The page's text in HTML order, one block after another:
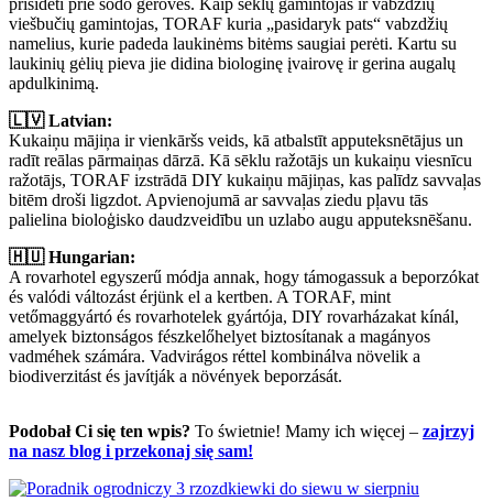
viešbučių gamintojas, TORAF kuria „pasidaryk pats“ vabzdžių
namelius, kurie padeda laukinėms bitėms saugiai perėti. Kartu su
laukinių gėlių pieva jie didina biologinę įvairovę ir gerina augalų
apdulkinimą.
🇱🇻 Latvian:
Kukaiņu mājiņa ir vienkāršs veids, kā atbalstīt apputeksnētājus un
radīt reālas pārmaiņas dārzā. Kā sēklu ražotājs un kukaiņu viesnīcu
ražotājs, TORAF izstrādā DIY kukaiņu mājiņas, kas palīdz savvaļas
bitēm droši ligzdot. Apvienojumā ar savvaļas ziedu pļavu tās
palielina bioloģisko daudzveidību un uzlabo augu apputeksnēšanu.
🇭🇺 Hungarian:
A rovarhotel egyszerű módja annak, hogy támogassuk a beporzókat
és valódi változást érjünk el a kertben. A TORAF, mint
vetőmaggyártó és rovarhotelek gyártója, DIY rovarházakat kínál,
amelyek biztonságos fészkelőhelyet biztosítanak a magányos
vadméhek számára. Vadvirágos réttel kombinálva növelik a
biodiverzitást és javítják a növények beporzását.
Podobał Ci się ten wpis? To świetnie! Mamy ich więcej – zajrzyj
na nasz blog i przekonaj się sam!